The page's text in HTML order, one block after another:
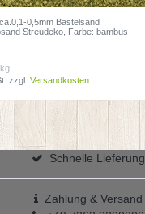
0,5mm Bastelsand
Streudeko , Farbe: bambus
zzgl.Versandkosten
Schnelle Lieferung
Zahlung & Versand